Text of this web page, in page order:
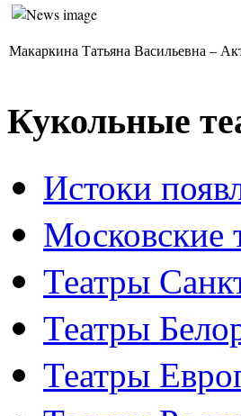
Макаркина Татьяна Васильевна –
Кукольные
Истоки
Московские
Театры
Театры
Театры